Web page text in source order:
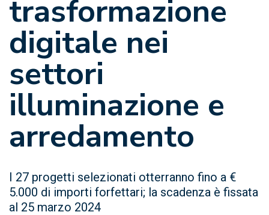
trasformazione
digitale nei
settori
illuminazione e
arredamento
I 27 progetti selezionati otterranno fino a €
5.000 di importi forfettari; la scadenza è fissata
al 25 marzo 2024